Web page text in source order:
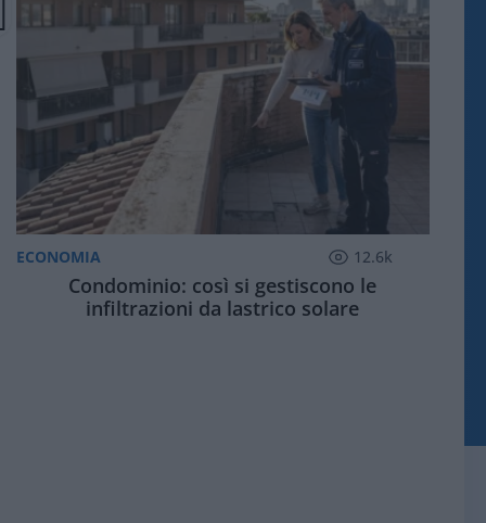
ECONOMIA 12.6k
Condominio: così si gestiscono le
infiltrazioni da lastrico solare